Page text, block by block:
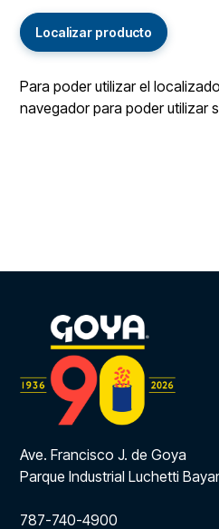
Localizar producto
Para poder utilizar el
navegador para poder utilizar
Ave. Francisco J. de Goya
Parque Industrial Luchetti
787-740-4900